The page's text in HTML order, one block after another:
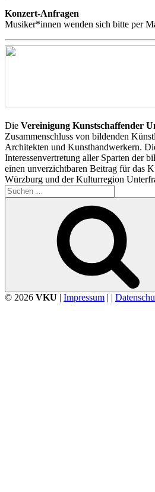
Konzert-Anfragen
Musiker*innen wenden sich bitte per
Die Vereinigung Kunstschaffender
Zusammenschluss von bildenden
Architekten und Kunsthandwerkern.
Interessenvertretung aller Sparten der
einen unverzichtbaren Beitrag für das
Würzburg und der Kulturregion
Suchen
nach:
© 2026 VKU | Impressum | |